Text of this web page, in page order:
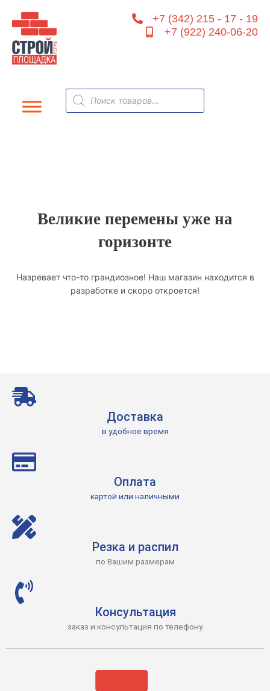
содержимому
+7 (342) 215 - 17 - 19
+7 (922) 240-06-20
Поиск
товаров
Великие перемены уже на
горизонте
Назревает что-то грандиозное! Наш магазин находится в
разработке и скоро откроется!
Доставка
в удобное время
Оплата
картой или наличными
Резка и распил
по Вашим размерам
Консультация
заказ и консультация по телефону